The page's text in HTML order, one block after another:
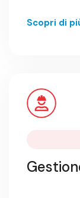
Scopri di